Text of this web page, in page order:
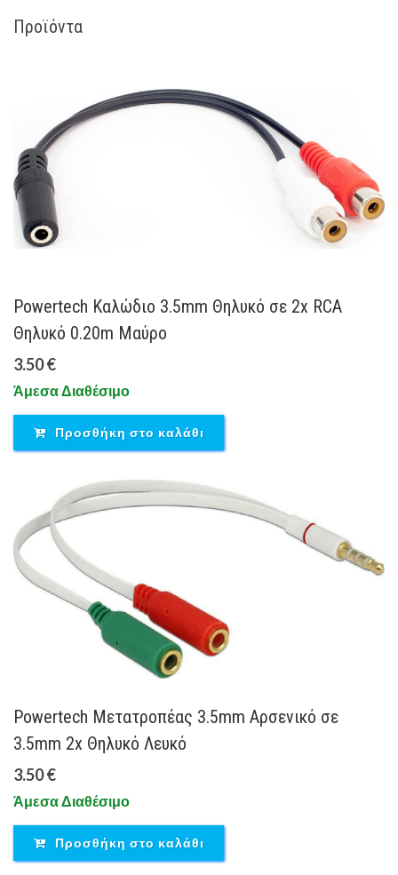
Προϊόντα
Powertech Καλώδιο 3.5mm Θηλυκό σε 2x RCA
Θηλυκό 0.20m Μαύρο
3.50 €
Άμεσα Διαθέσιμο
Προσθήκη στο καλάθι
Powertech Μετατροπέας 3.5mm Αρσενικό σε
3.5mm 2x Θηλυκό Λευκό
3.50 €
Άμεσα Διαθέσιμο
Προσθήκη στο καλάθι